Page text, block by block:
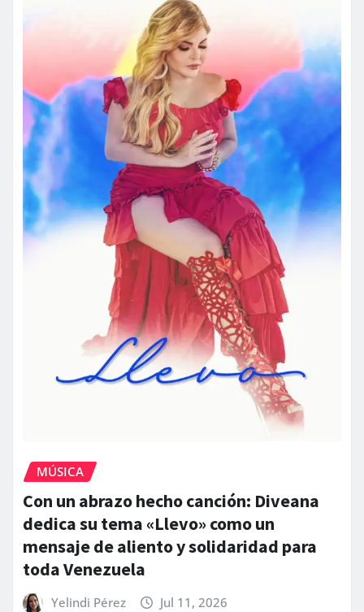
MÚSICA
Con un abrazo hecho canción: Diveana
dedica su tema «Llevo» como un
mensaje de aliento y solidaridad para
toda Venezuela
Yelindi Pérez Jul 11, 2026